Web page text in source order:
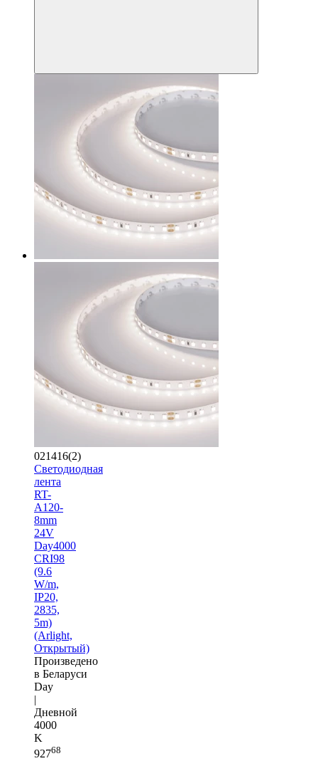
021416(2)
Светодиодная
лента
RT-
A120-
8mm
24V
Day4000
CRI98
(9.6
W/m,
IP20,
2835,
5m)
(Arlight,
Открытый)
Произведено
в Беларуси
Day
|
Дневной
4000
K
92768